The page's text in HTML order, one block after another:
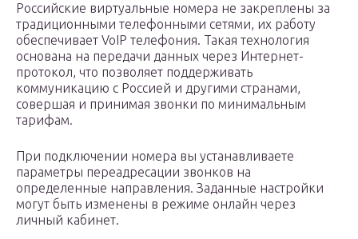
Российские виртуальные номера не закреплены за
традиционными телефонными сетями, их работу
обеспечивает VoIP телефония. Такая технология
основана на передачи данных через Интернет-
протокол, что позволяет поддерживать
коммуникацию с Россией и другими странами,
совершая и принимая звонки по минимальным
тарифам.
При подключении номера вы устанавливаете
параметры переадресации звонков на
определенные направления. Заданные настройки
могут быть изменены в режиме онлайн через
личный кабинет.